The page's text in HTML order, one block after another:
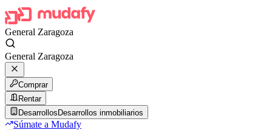
General Zaragoza
General Zaragoza
Comprar
Rentar
Desarrollos Desarrollos inmobiliarios
Súmate a Mudafy